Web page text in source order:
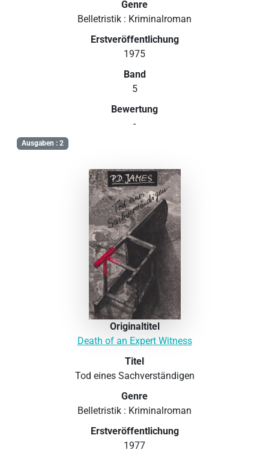
Genre
Belletristik : Kriminalroman
Erstveröffentlichung
1975
Band
5
Bewertung
-
Ausgaben : 2
Originaltitel
Death of an Expert Witness
Titel
Tod eines Sachverständigen
Genre
Belletristik : Kriminalroman
Erstveröffentlichung
1977